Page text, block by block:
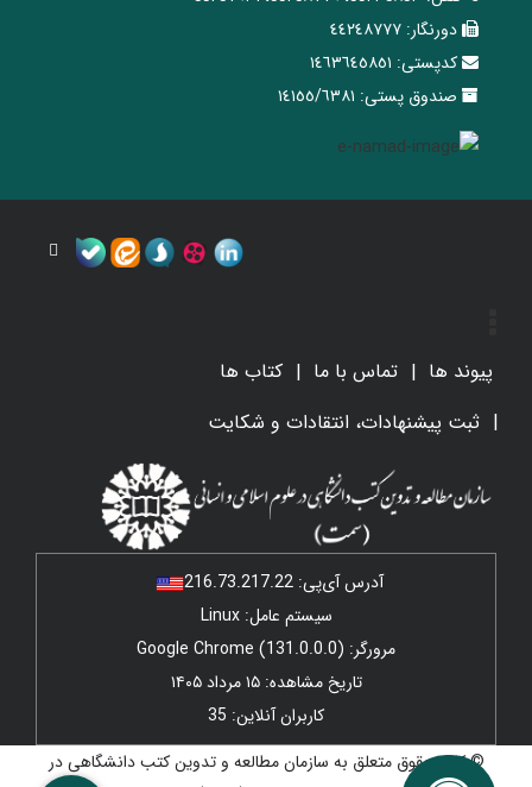
دورنگار: ٤٤٢٤٨٧٧٧
کدپستی: ١٤٦٣٦٤٥٨٥١
صندوق پستی: ١٤١٥٥/٦٣٨١
پیوند ها تماس با ما
کتاب ها
ثبت پیشنهادات، انتقادات و شکایت
آدرس آی‌پی: 216.73.217.22
سیستم عامل: Linux
مرورگر: Google Chrome (131.0.0.0)
تاریخ مشاهده: ۱۵ مرداد ۱۴۰۵
کاربران آنلاین: 35
© کلیه حقوق متعلق به سازمان مطالعه و تدوین کتب دانشگاهی در